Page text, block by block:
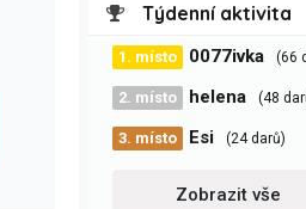
Týdenní aktivita
1. místo 0077ivka (66
2. místo helena (48
3. místo Esi (24 darů)
Zobrazit vše